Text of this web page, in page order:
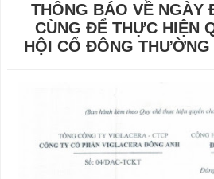
THÔNG BÁO VỀ NGÀY
CÙNG ĐỂ THỰC HIỆN
HỘI CỔ ĐÔNG THƯỜNG